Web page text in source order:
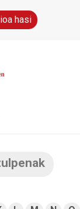
hasi